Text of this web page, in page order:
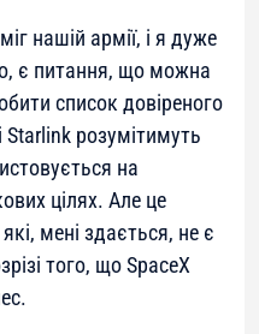
нашій армії, і я дуже
є питання, що можна
список довіреного
Starlink розумітимуть
на
цілях. Але це
мені здається, не є
того, що SpaceX